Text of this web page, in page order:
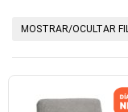
MOSTRAR/OCULTAR